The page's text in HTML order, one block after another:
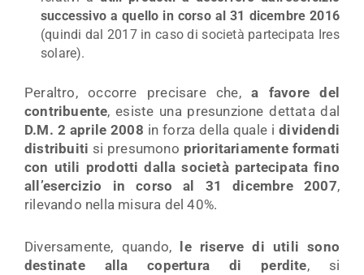
successivo a quello in corso al 31 dicembre 2016
(quindi dal 2017 in caso di società partecipata Ires
solare).
Peraltro, occorre precisare che,a favore del
contribuente, esiste una presunzione dettata dal
D.M. 2 aprile 2008 in forza della quale idividendi
distribuiti si presumono prioritariamente formati
con utili prodotti dalla società partecipata fino
all’esercizio in corso al 31 dicembre 2007,
rilevando nella misura del 40%.
Diversamente, quando,
le riserve di utili sono
destinate alla copertura di perdite, si